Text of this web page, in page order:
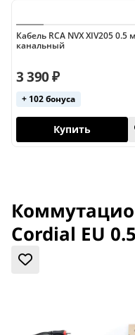
Кабель RCA NVX XIV205 0.5
канальный
3 390 ₽
+ 102 бонуса
Cordial EU